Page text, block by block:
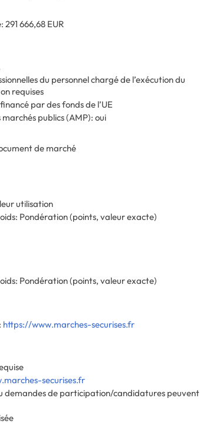
: 291 666,68 EUR
du personnel chargé de l’exécution du
requises
par des fonds de l’UE
publics (AMP): oui
de marché
utilisation
: Pondération (points, valeur exacte)
: Pondération (points, valeur exacte)
: https://www.marches-securises.fr
securises.fr
demandes de participation/candidatures peuvent